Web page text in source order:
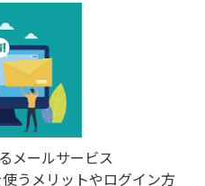
メールサービス
うメリットやログイン方